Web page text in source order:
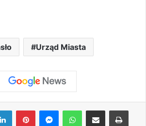
Urząd Miasta
LinkedInPinterestMessengerWhatsAppShare via Email Print